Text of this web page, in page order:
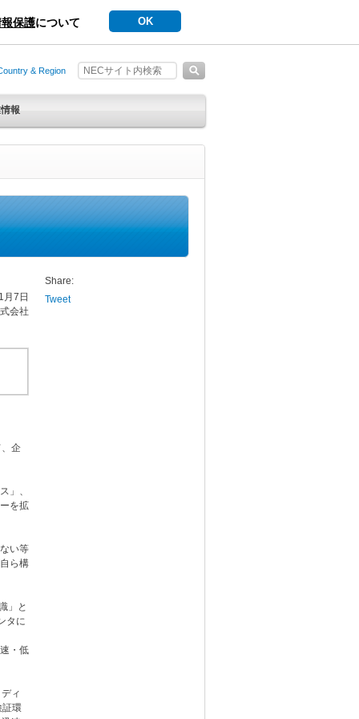
保護について OK
& Region
報
月7日
会社
企
」、
を拡
い等
ら構
」と
タに
・低
ィ
証環
Share:
Tweet